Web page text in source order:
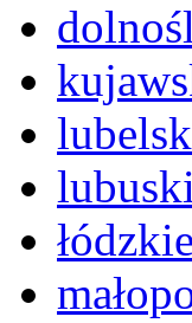
łódzkie